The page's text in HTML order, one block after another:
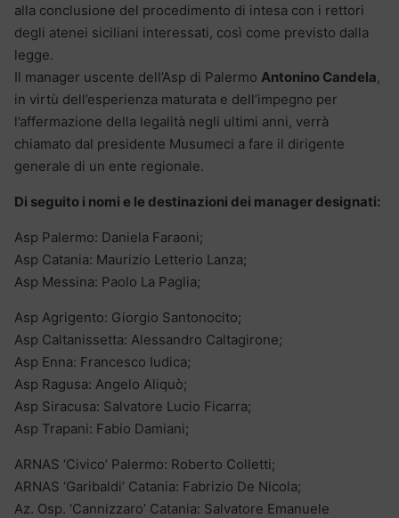
alla conclusione del procedimento di intesa con i rettori
degli atenei siciliani interessati, così come previsto dalla
legge.
Il manager uscente dell’Asp di Palermo Antonino Candela,
in virtù dell’esperienza maturata e dell’impegno per
l’affermazione della legalità negli ultimi anni, verrà
chiamato dal presidente Musumeci a fare il dirigente
generale di un ente regionale.
Di seguito i nomi e le destinazioni dei manager designati:
Asp Palermo: Daniela Faraoni;
Asp Catania: Maurizio Letterio Lanza;
Asp Messina: Paolo La Paglia;
Asp Agrigento: Giorgio Santonocito;
Asp Caltanissetta: Alessandro Caltagirone;
Asp Enna: Francesco Iudica;
Asp Ragusa: Angelo Aliquò;
Asp Siracusa: Salvatore Lucio Ficarra;
Asp Trapani: Fabio Damiani;
ARNAS ‘Civico’ Palermo: Roberto Colletti;
ARNAS ‘Garibaldi’ Catania: Fabrizio De Nicola;
Az. Osp. ‘Cannizzaro’ Catania: Salvatore Emanuele